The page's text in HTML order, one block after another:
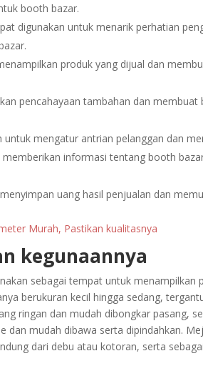
booth bazar.
digunakan untuk menarik perhatian
produk yang dijual dan
pencahayaan tambahan dan
mengatur antrian pelanggan dan
informasi tentang booth
uang hasil penjualan dan
Murah, Pastikan kualitasnya
kegunaannya
sebagai tempat untuk menampilkan
berukuran kecil hingga sedang,
ringan dan mudah dibongkar pasang,
dan mudah dibawa serta dipindahkan.
dari debu atau kotoran, serta